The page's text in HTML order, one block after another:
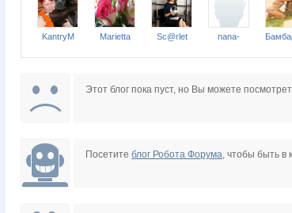
KantryM Marietta Sc@rlet nana-
Этот блог пока пуст, но Вы можете
Посетите блог Робота Форума, чтобы быть в